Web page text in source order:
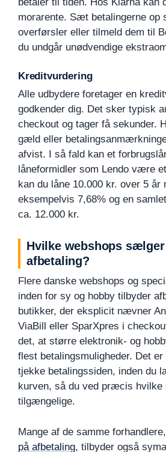
morarente. Sæt betalingerne op
overførsler eller tilmeld dem til
du undgår unødvendige
Kreditvurdering
Alle udbydere foretager en
godkender dig. Det sker typisk
checkout og tager få sekunder.
gæld eller
afvist. I så fald kan et
låneformidler som Lendo være
kan du låne 10.000 kr. over 5 år
eksempelvis 7,68% og en
ca. 12.000 kr.
Hvilke webshops
afbetaling?
Flere danske webshops og
inden for sy og hobby tilbyder
butikker, der eksplicit nævner
ViaBill eller SparXpres i
det, at større elektronik- og
flest betalingsmuligheder. Det
tjekke betalingssiden, inden du
kurven, så du ved præcis hvilke
tilgængelige.
Mange af de samme
på afbetaling, tilbyder også